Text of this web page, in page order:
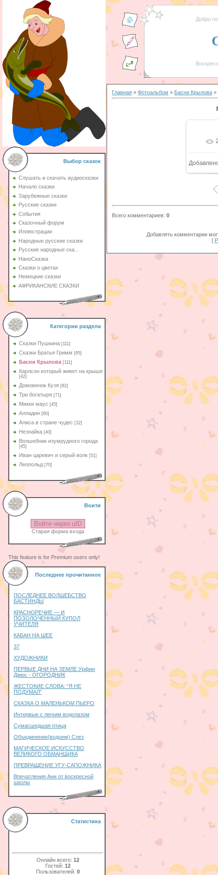
Выбор сказок
Слушать и скачать аудиосказки
Начало сказки
Зарубежные сказки
Русские сказки
События
Сказочный форум
Иллюстрации
Народные русские сказки
Русские народные ска...
НаноСказка
Сказки о цветах
Немецкие сказки
АФРИКАНСКИЕ СКАЗКИ
Категории раздела
Сказки Пушкина [111]
Сказки Братья Гримм [65]
Басни Крылова [111]
Карлсон который живет на крыше
[42]
Домовенок Кузя [82]
Три богатыря [71]
Микки маус [45]
Алладин [60]
Aлиса в стране чудес [32]
Незнайка [40]
Волшебник изумрудного города
[45]
Иван царевич и серый волк [51]
Леопольд [70]
Воити
Войти через uID
Старая форма входа
This feature is for Premium users only!
Последнее прочитанное
ПОСЛЕДНЕЕ ВОЛШЕБСТВО
БАСТИНДЫ
КРАСНОРЕЧИЕ — И
ПОЗОЛОЧЕННЫЙ КУПОЛ
УЧИТЕЛЯ
КАБАН НА ШЕЕ
37
ХУДОЖНИКИ
ПЕРВЫЕ ДНИ НА ЗЕМЛЕ Урфин
Джюс - ОГОРОДНИК
ЖЕСТОКИЕ СЛОВА: “Я НЕ
ПОДУМАЛ”
СКАЗКА О МАЛЕНЬКОМ ПЬЕРО
Интервью с легким водолазом
Сумасшедшая птица
Объединение(водоем) Слез
МАГИЧЕСКОЕ ИСКУССТВО
ВЕЛИКОГО ОБМАНЩИКА
ПРЕВРАЩЕНИЕ УГУ-САПОЖНИКА
Впечатления Ани от воскресной
школы
Статистика
Онлайн всего: 12
Гостей: 12
Пользователей: 0
Добро
Главная » Фотоальбом » Басни Крылова »
Всего комментариев: 0
Добавлять комментарии
[